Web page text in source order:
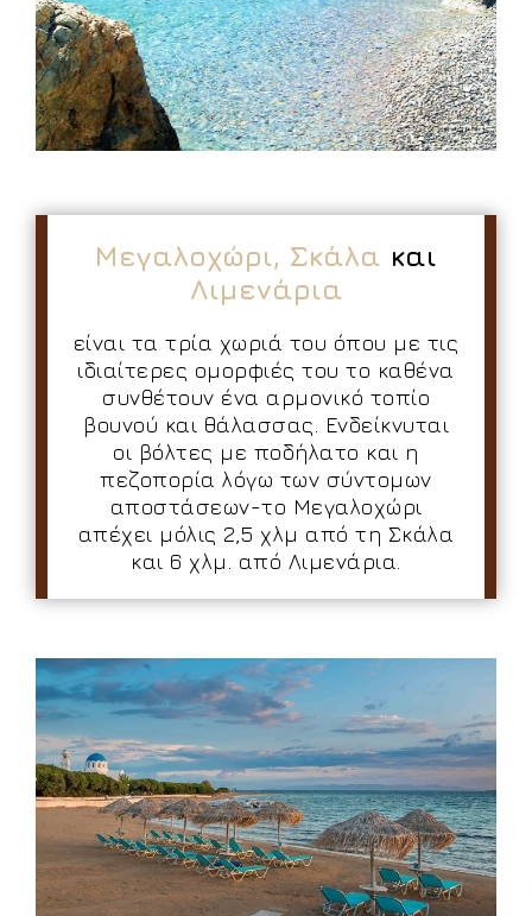
Μεγαλοχώρι, Σκάλα και
Λιμενάρια
είναι τα τρία χωριά του όπου με τις
ιδιαίτερες ομορφιές του το καθένα
συνθέτουν ένα αρμονικό τοπίο
βουνού και θάλασσας. Ενδείκνυται
οι βόλτες με ποδήλατο και η
πεζοπορία λόγω των σύντομων
αποστάσεων-το Μεγαλοχώρι
απέχει μόλις 2,5 χλμ από τη Σκάλα
και 6 χλμ. από Λιμενάρια.